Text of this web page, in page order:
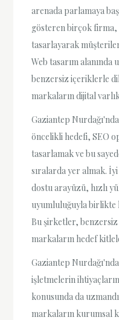
arenada parlamaya
gösteren birçok firma,
tasarlayarak
Web tasarım
benzersiz içeriklerle
markaların dijital
Gaziantep
öncelikli hedefi, SEO
tasarlamak ve bu
sıralarda yer almak. İyi
dostu arayüzü, hızlı
uyumluluğuyla birlikte
Bu şirketler,
markaların hedef
Gaziantep
işletmelerin
konusunda da
markaların kurumsal